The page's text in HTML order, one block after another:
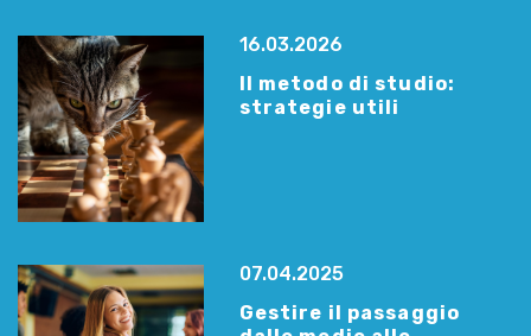
16.03.2026
Il metodo di studio:
strategie utili
07.04.2025
Gestire il passaggio